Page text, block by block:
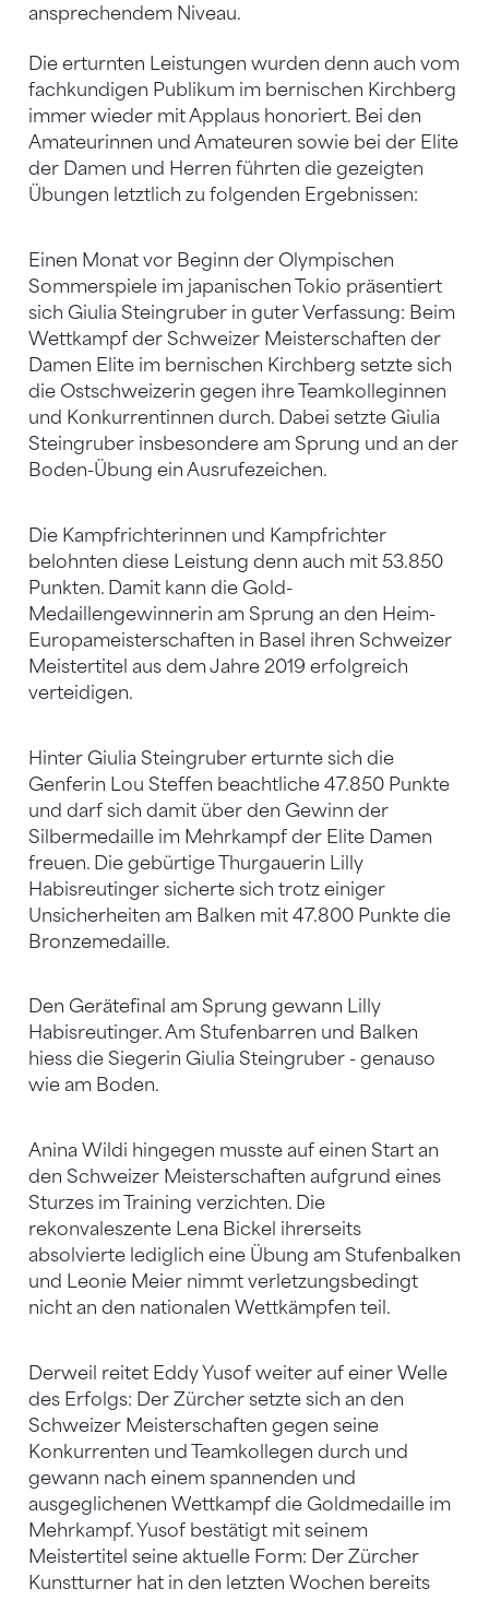
ansprechendem Niveau.
Die erturnten Leistungen wurden denn auch vom
fachkundigen Publikum im bernischen Kirchberg
immer wieder mit Applaus honoriert. Bei den
Amateurinnen und Amateuren sowie bei der Elite
der Damen und Herren führten die gezeigten
Übungen letztlich zu folgenden Ergebnissen:
Einen Monat vor Beginn der Olympischen
Sommerspiele im japanischen Tokio präsentiert
sich Giulia Steingruber in guter Verfassung: Beim
Wettkampf der Schweizer Meisterschaften der
Damen Elite im bernischen Kirchberg setzte sich
die Ostschweizerin gegen ihre Teamkolleginnen
und Konkurrentinnen durch. Dabei setzte Giulia
Steingruber insbesondere am Sprung und an der
Boden-Übung ein Ausrufezeichen.
Die Kampfrichterinnen und Kampfrichter
belohnten diese Leistung denn auch mit 53.850
Punkten. Damit kann die Gold-
Medaillengewinnerin am Sprung an den Heim-
Europameisterschaften in Basel ihren Schweizer
Meistertitel aus dem Jahre 2019 erfolgreich
verteidigen.
Hinter Giulia Steingruber erturnte sich die
Genferin Lou Steffen beachtliche 47.850 Punkte
und darf sich damit über den Gewinn der
Silbermedaille im Mehrkampf der Elite Damen
freuen. Die gebürtige Thurgauerin Lilly
Habisreutinger sicherte sich trotz einiger
Unsicherheiten am Balken mit 47.800 Punkte die
Bronzemedaille.
Den Gerätefinal am Sprung gewann Lilly
Habisreutinger. Am Stufenbarren und Balken
hiess die Siegerin Giulia Steingruber - genauso
wie am Boden.
Anina Wildi hingegen musste auf einen Start an
den Schweizer Meisterschaften aufgrund eines
Sturzes im Training verzichten. Die
rekonvaleszente Lena Bickel ihrerseits
absolvierte lediglich eine Übung am Stufenbalken
und Leonie Meier nimmt verletzungsbedingt
nicht an den nationalen Wettkämpfen teil.
Derweil reitet Eddy Yusof weiter auf einer Welle
des Erfolgs: Der Zürcher setzte sich an den
Schweizer Meisterschaften gegen seine
Konkurrenten und Teamkollegen durch und
gewann nach einem spannenden und
ausgeglichenen Wettkampf die Goldmedaille im
Mehrkampf. Yusof bestätigt mit seinem
Meistertitel seine aktuelle Form: Der Zürcher
Kunstturner hat in den letzten Wochen bereits